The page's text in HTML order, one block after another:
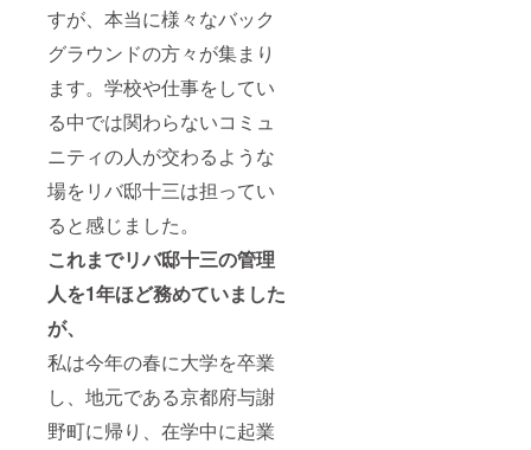
すが、本当に様々なバック
グラウンドの方々が集まり
ます。学校や仕事をしてい
る中では関わらないコミュ
ニティの人が交わるような
場をリバ邸十三は担ってい
ると感じました。
これまでリバ邸十三の管理
人を1年ほど務めていました
が、
私は今年の春に大学を卒業
し、地元である京都府与謝
野町に帰り、在学中に起業